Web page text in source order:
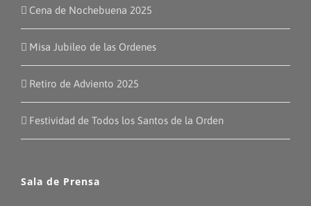
Cena de Nochebuena 2025
Misa Jubileo de las Ordenes
Retiro de Adviento 2025
Festividad de Todos los Santos de la Orden
Sala de Prensa